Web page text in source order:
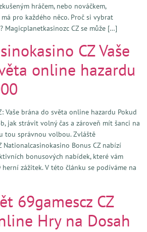
hráčem, nebo nováčkem,
pro každého něco. Proč si vybrat
Magicplanetkasinozc CZ se může […]
CZ Vaše
online hazardu
Vaše brána do světa online hazardu Pokud
jak strávit volný čas a zároveň mít šanci na
tou správnou volbou. Zvláště
Nationalcasinokasino Bonus CZ nabízí
bonusových nabídek, které vám
zážitek. V této článku se podíváme na
69gamescz CZ
Hry na Dosah